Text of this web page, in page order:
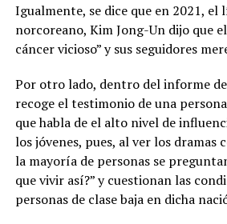
Igualmente, se dice que en 2021, el
norcoreano, Kim Jong-Un dijo que
cáncer vicioso” y sus seguidores
Por otro lado, dentro del informe
recoge el testimonio de una
que habla de el alto nivel de
los jóvenes, pues, al ver los dramas
la mayoría de personas se
que vivir así?” y cuestionan las
personas de clase baja en dicha